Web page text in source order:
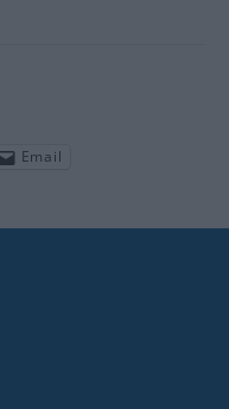
Email